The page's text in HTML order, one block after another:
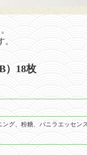
）18枚
グ、粉糖、バニラエッセン